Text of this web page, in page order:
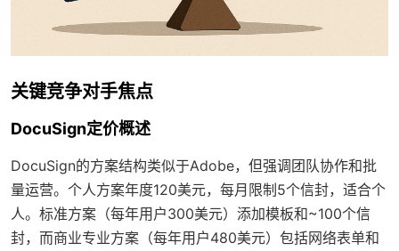
关键竞争对手焦点
DocuSign定价概述
DocuSign的方案结构类似于Adobe，但强调团队协作和批
量运营。个人方案年度120美元，每月限制5个信封，适合个
人。标准方案（每年用户300美元）添加模板和~100个信
封，而商业专业方案（每年用户480美元）包括网络表单和